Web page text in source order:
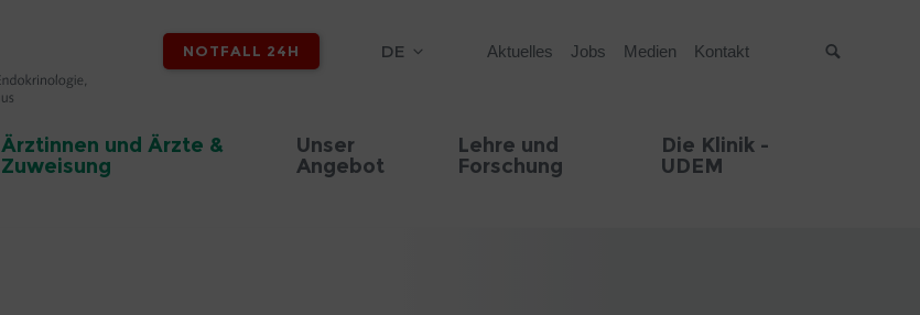
NOTFALL 24H DE Aktuelles Jobs Medien Kontakt
Ärztinnen und Ärzte &
Zuweisung
Unser
Angebot
Lehre und
Forschung
Die Klinik -
UDEM